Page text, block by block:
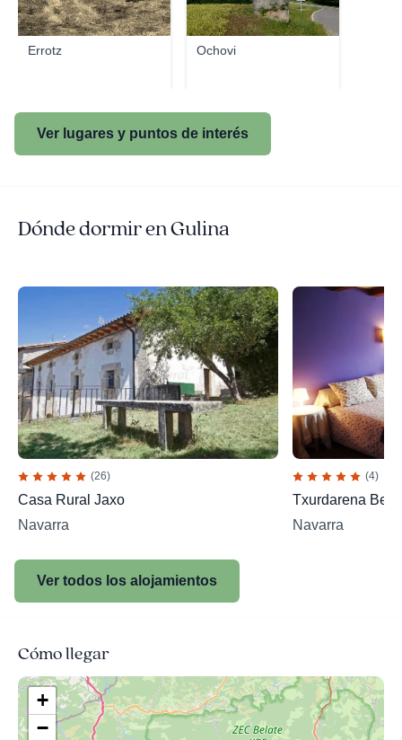
Errotz Ochovi
Ver lugares y puntos de interés
Dónde dormir en Gulina
(26)
Casa Rural Jaxo
Navarra
(4)
Txurdarena Berri
Navarra
Ver todos los alojamientos
Cómo llegar
+
−